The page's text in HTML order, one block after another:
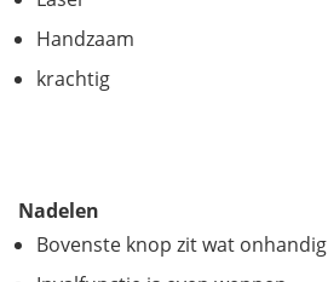
Handzaam
krachtig
Nadelen
Bovenste knop zit wat onhandig